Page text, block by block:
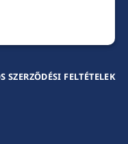
SZERZŐDÉSI FELTÉTELEK